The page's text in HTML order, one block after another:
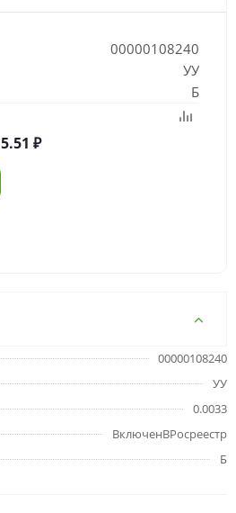
00000108240
УУ
Б
5.51
00000108240
УУ
0.0033
ВключенВРосреестр
Б